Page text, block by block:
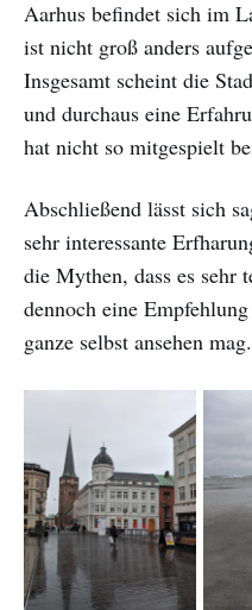
Aarhus befindet sich im
ist nicht groß anders
Insgesamt scheint die
und durchaus eine
hat nicht so mitgespielt
Abschließend lässt sich
sehr interessante
die Mythen, dass es sehr
dennoch eine
ganze selbst ansehen mag.